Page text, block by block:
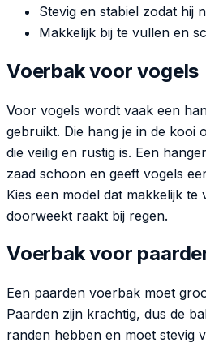
Stevig en stabiel zodat hij
Makkelijk bij te vullen en
Voerbak voor vogels
Voor vogels wordt vaak een
gebruikt. Die hang je in de kooi
die veilig en rustig is. Een
zaad schoon en geeft vogels
Kies een model dat makkelijk te
doorweekt raakt bij regen.
Voerbak voor
Een paarden voerbak moet
Paarden zijn krachtig, dus de
randen hebben en moet stevig